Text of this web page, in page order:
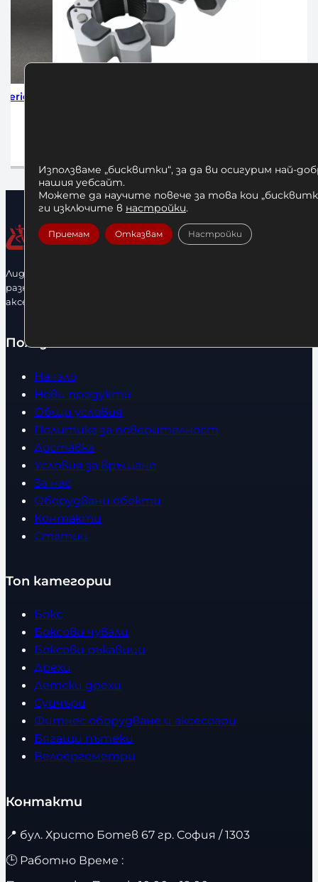
Лидерфитнес е водещ вносител и представител на голямо
разнообразие от бойна екипировка, фитнес уреди и
аксесоари.
Полезно
Начало
Нови продукти
Общи условия
Политика за поверителност
Доставка
Условия за връщане
За нас
Оборудвани обекти
Контакти
Статии
Топ категории
Бокс
Боксови чували
Боксови ръкавици
Дрехи
Детски дрехи
Суичъри
Фитнес оборудване и аксесоари
Бягащи пътеки
Велоергометри
Контакти
📍 бул. Христо Ботев 67 гр. София / 1303
🕒 Работно Време :
Използваме „бисквитки“, за да ви осигурим най-
нашия уебсайт.
Можете да научите повече за това кои
ги изключите в настройки.
Приемам Отказвам Настройки